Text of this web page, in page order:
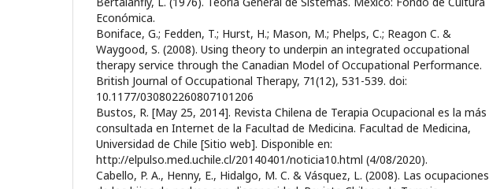
Económica.
Boniface, G.; Fedden, T.; Hurst, H.; Mason, M.; Phelps, C.; Reagon C. &
Waygood, S. (2008). Using theory to underpin an integrated occupational
therapy service through the Canadian Model of Occupational Performance.
British Journal of Occupational Therapy, 71(12), 531-539. doi:
10.1177/030802260807101206
Bustos, R. [May 25, 2014]. Revista Chilena de Terapia Ocupacional es la más
consultada en Internet de la Facultad de Medicina. Facultad de Medicina,
Universidad de Chile [Sitio web]. Disponible en:
http://elpulso.med.uchile.cl/20140401/noticia10.html (4/08/2020).
Cabello, P. A., Henny, E., Hidalgo, M. C. & Vásquez, L. (2008). Las ocupaciones